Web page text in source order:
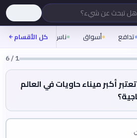
هل تبحث عن شيء؟
تدافع أسواق ناس روح
كل الأقسام
1
/
6
أكبر ميناء حاويات في العالم